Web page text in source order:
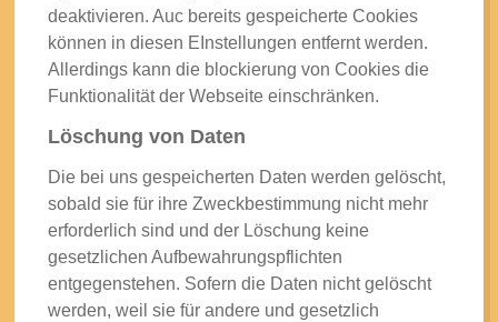
deaktivieren. Auc bereits gespeicherte Cookies
können in diesen EInstellungen entfernt werden.
Allerdings kann die blockierung von Cookies die
Funktionalität der Webseite einschränken.
Löschung von Daten
Die bei uns gespeicherten Daten werden gelöscht,
sobald sie für ihre Zweckbestimmung nicht mehr
erforderlich sind und der Löschung keine
gesetzlichen Aufbewahrungspflichten
entgegenstehen. Sofern die Daten nicht gelöscht
werden, weil sie für andere und gesetzlich